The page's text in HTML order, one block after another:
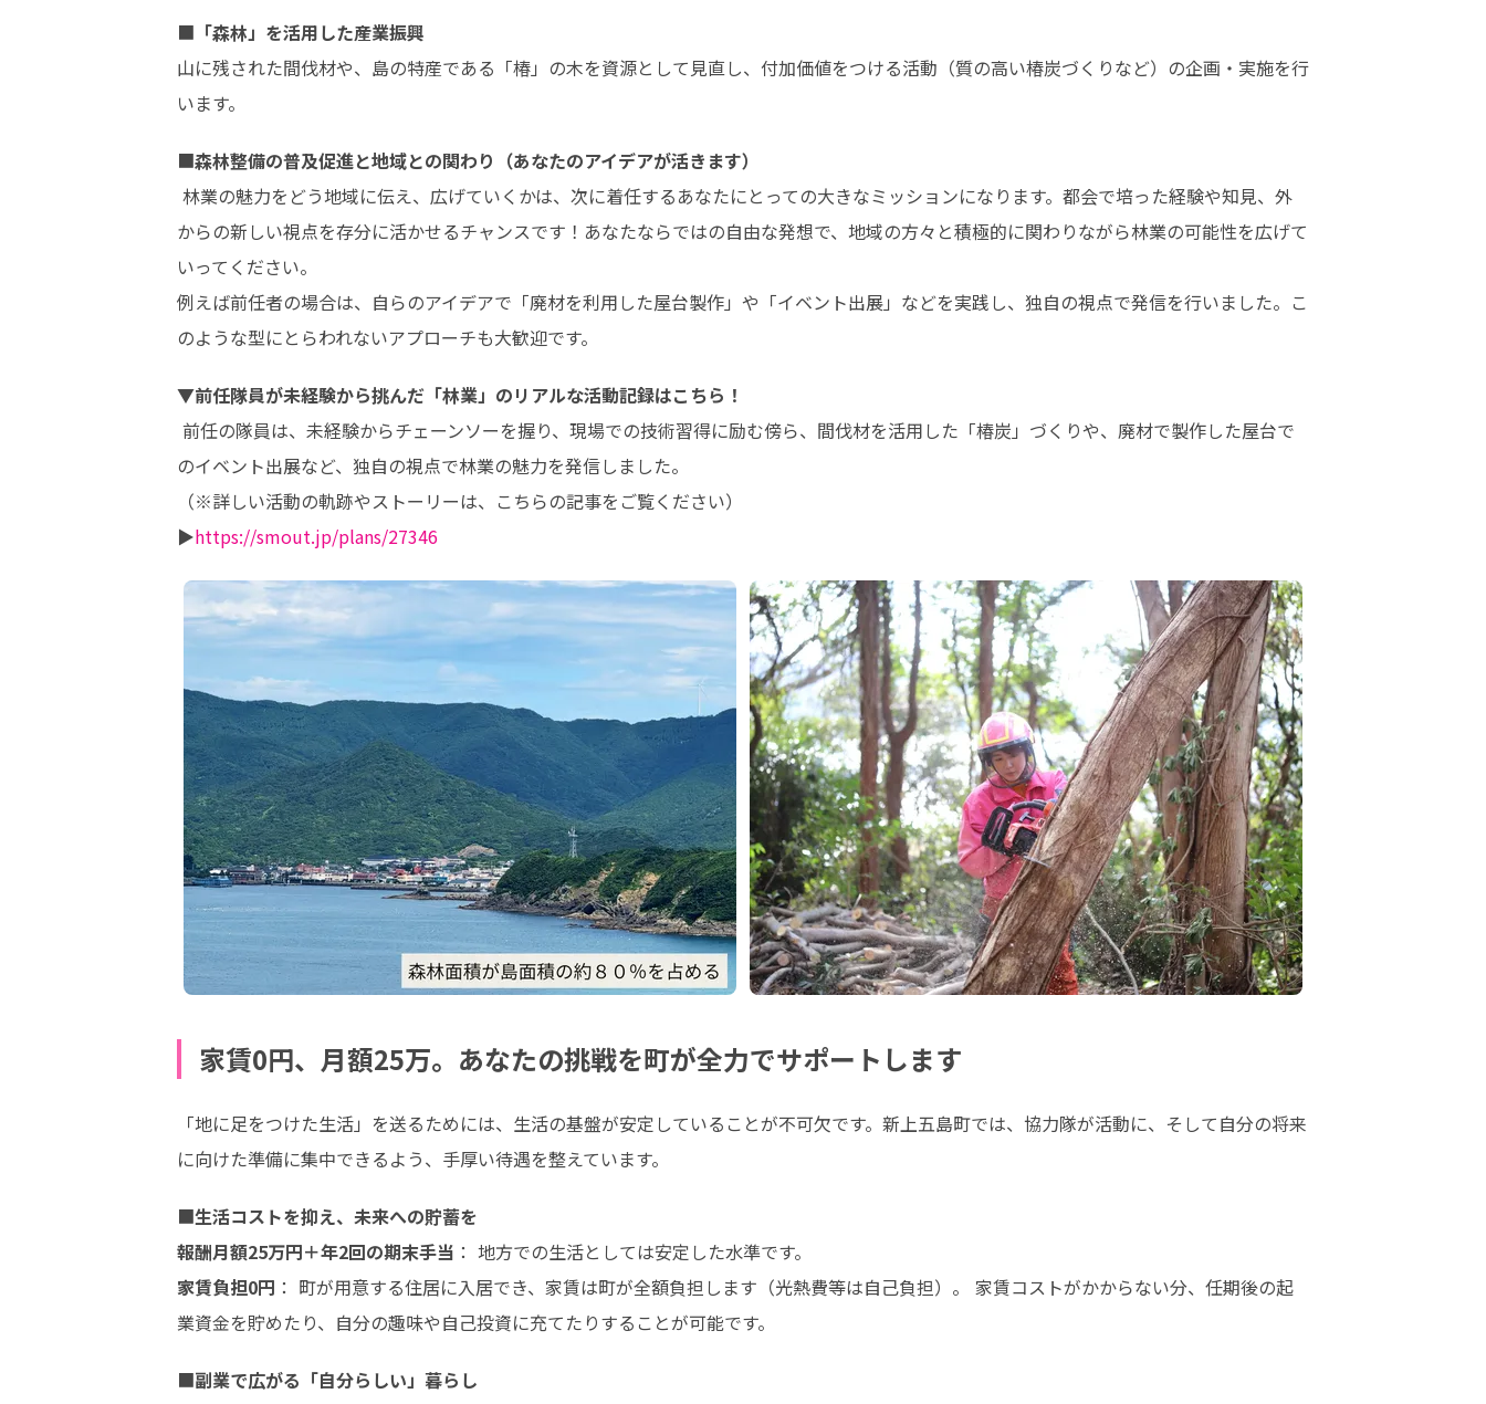
■ 「森林」を活用した産業振興
山に残された間伐材や、島の特産である「椿」の木を資源として見直し、付加価値をつける活動（質の高い椿炭づくりなど）の企画・実施を行
います。
■森林整備の普及促進と地域との関わり（あなたのアイデアが活きます）
からの新しい視点を存分に活かせるチャンスです！あなたならではの自由な発想で、地域の方々と積極的に関わりながら林業の可能性を広げて
いってください。
例えば前任者の場合は、自らのアイデアで「廃材を利用した屋台製作」や「イベント出展」などを実践し、独自の視点で発信を行いました。こ
のような型にとらわれないアプローチも大歓迎です。
▼前任隊員が未経験から挑んだ「林業」のリアルな活動記録はこちら！
のイベント出展など、独自の視点で林業の魅力を発信しました。
（※詳しい活動の軌跡やストーリーは、こちらの記事をご覧ください）
▶️https://smout.jp/plans/27346
家賃0円、月額25万。あなたの挑戦を町が全力でサポートします
「地に足をつけた生活」を送るためには、生活の基盤が安定していることが不可欠です。新上五島町では、協力隊が活動に、そして自分の将来
に向けた準備に集中できるよう、手厚い待遇を整えています。
■生活コストを抑え、未来への貯蓄を
報酬月額25万円＋年2回の期末手当
家賃負担0円 ： 町が用意する住居に入居でき、家賃は町が全額負担します（光熱費等は自己負担）。 家賃コストがかからない分、任期後の起
業資金を貯めたり、自分の趣味や自己投資に充てたりすることが可能です。
■副業で広がる「自分らしい」暮らし